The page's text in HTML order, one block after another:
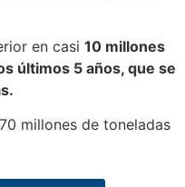
en casi 10 millones
últimos 5 años, que se
millones de toneladas